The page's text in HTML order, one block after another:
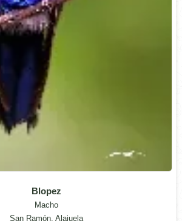
Blopez
Macho
San Ramón, Alajuela